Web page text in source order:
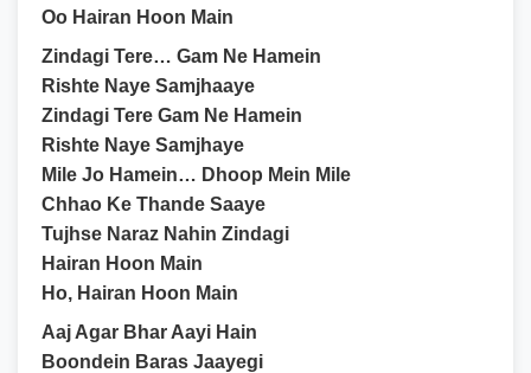
Oo Hairan Hoon Main
Zindagi Tere… Gam Ne Hamein
Rishte Naye Samjhaaye
Zindagi Tere Gam Ne Hamein
Rishte Naye Samjhaye
Mile Jo Hamein… Dhoop Mein Mile
Chhao Ke Thande Saaye
Tujhse Naraz Nahin Zindagi
Hairan Hoon Main
Ho, Hairan Hoon Main
Aaj Agar Bhar Aayi Hain
Boondein Baras Jaayegi